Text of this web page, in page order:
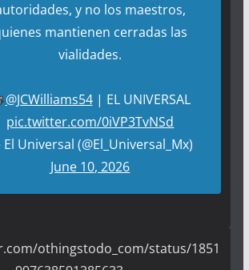
y no los maestros,
mantienen cerradas las
vialidades.
@JCWilliams54| EL UNIVERSAL
pic.twitter.com/0iVP3TvNSd
Universal (@El_Universal_Mx)
June 10, 2026
othingstodo_com/status/1851